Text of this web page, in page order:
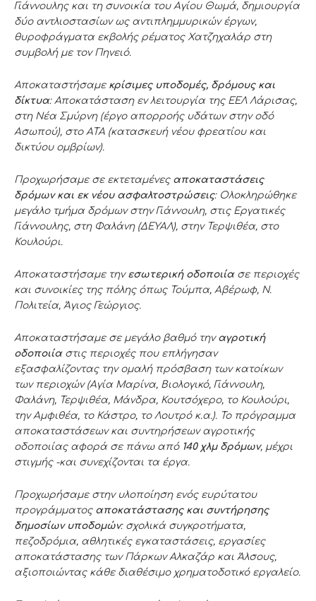
Γιάννουλης και τη συνοικία του Αγίου Θωμά, δημιουργία
δύο αντλιοστασίων ως αντιπλημμυρικών έργων,
θυροφράγματα εκβολής ρέματος Χατζηχαλάρ στη
συμβολή με τον Πηνειό.
Αποκαταστήσαμε κρίσιμες υποδομές, δρόμους και
δίκτυα: Αποκατάσταση εν λειτουργία της ΕΕΛ Λάρισας,
στη Νέα Σμύρνη (έργο απορροής υδάτων στην οδό
Ασωπού), στο ΑΤΑ (κατασκευή νέου φρεατίου και
δικτύου ομβρίων).
Προχωρήσαμε σε εκτεταμένες αποκαταστάσεις
δρόμων και εκ νέου ασφαλτοστρώσεις: Ολοκληρώθηκε
μεγάλο τμήμα δρόμων στην Γιάννουλη, στις Εργατικές
Γιάννουλης, στη Φαλάνη (ΔΕΥΑΛ), στην Τερψιθέα, στο
Κουλούρι.
Αποκαταστήσαμε την εσωτερική οδοποιίασε περιοχές
και συνοικίες της πόλης όπως Τούμπα, Αβέρωφ, Ν.
Πολιτεία, Άγιος Γεώργιος.
Αποκαταστήσαμε σε μεγάλο βαθμό την αγροτική
οδοποιίαστις περιοχές που επλήγησαν
εξασφαλίζοντας την ομαλή πρόσβαση των κατοίκων
των περιοχών (Αγία Μαρίνα, Βιολογικό, Γιάννουλη,
Φαλάνη, Τερψιθέα, Μάνδρα, Κουτσόχερο, το Κουλούρι,
την Αμφιθέα, το Κάστρο, το Λουτρό κ.α.). Το πρόγραμμα
αποκαταστάσεων και συντηρήσεων αγροτικής
οδοποιίας αφορά σε πάνω από 140 χλμ δρόμων, μέχρι
στιγμής -και συνεχίζονται τα έργα.
Προχωρήσαμε στην υλοποίηση ενός ευρύτατου
προγράμματος αποκατάστασης και συντήρησης
δημοσίων υποδομών: σχολικά συγκροτήματα,
πεζοδρόμια, αθλητικές εγκαταστάσεις, εργασίες
αποκατάστασης των Πάρκων Αλκαζάρ και Άλσους,
αξιοποιώντας κάθε διαθέσιμο χρηματοδοτικό εργαλείο.